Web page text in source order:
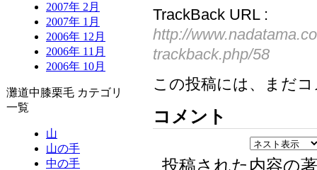
2007年 2月
2007年 1月
2006年 12月
2006年 11月
2006年 10月
灘道中膝栗毛 カテゴリ
一覧
山
山の手
中の手
TrackBack URL :
http://
trackback.php/58
この投稿には、まだ
コメント
投稿された内容の